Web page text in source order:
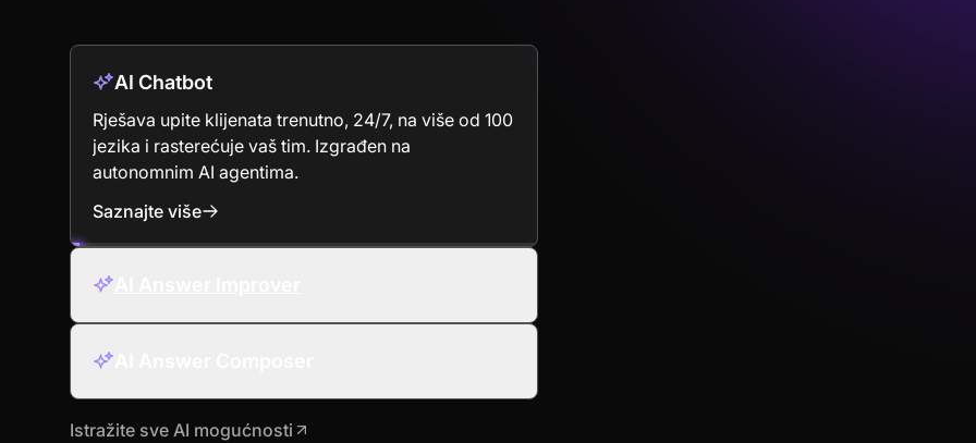
AI Chatbot
Rješava upite klijenata trenutno, 24/7, na više od 100
jezika i rasterećuje vaš tim. Izgrađen na
autonomnim AI agentima.
Saznajte više
: AI Chatbot
Istražite sve AI mogućnosti